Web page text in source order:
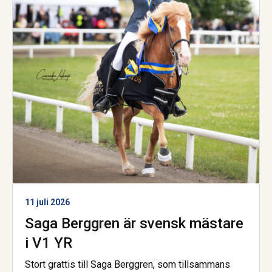
11 juli 2026
Saga Berggren är svensk mästare
i V1 YR
Stort grattis till Saga Berggren, som tillsammans